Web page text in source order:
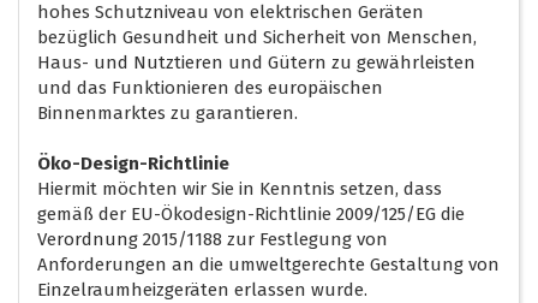
hohes Schutzniveau von elektrischen Geräten
bezüglich Gesundheit und Sicherheit von Menschen,
Haus- und Nutztieren und Gütern zu gewährleisten
und das Funktionieren des europäischen
Binnenmarktes zu garantieren.
Öko-Design-Richtlinie
Hiermit möchten wir Sie in Kenntnis setzen, dass
gemäß der EU-Ökodesign-Richtlinie 2009/125/EG die
Verordnung 2015/1188 zur Festlegung von
Anforderungen an die umweltgerechte Gestaltung von
Einzelraumheizgeräten erlassen wurde.